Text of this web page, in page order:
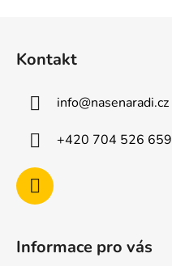
Kontakt
info@nasenaradi.cz
+420 704 526 659
Informace pro vás